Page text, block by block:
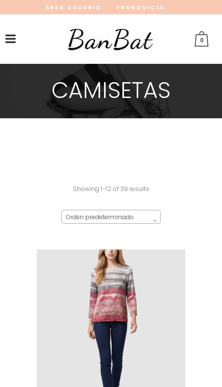
ÁREA USUARIO
FRANQUICIA
0
CAMISETAS
Showing 1–12 of 39 results
Orden predeterminado